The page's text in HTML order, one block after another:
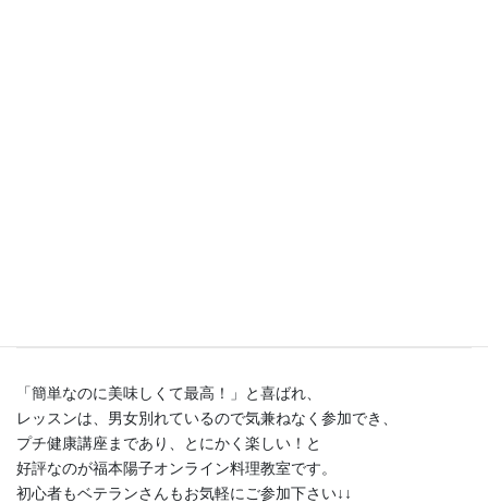
「簡単なのに美味しくて最高！」と喜ばれ、
レッスンは、男女別れているので気兼ねなく参加でき、
プチ健康講座まであり、とにかく楽しい！と
好評なのが福本陽子オンライン料理教室です。
初心者もベテランさんもお気軽にご参加下さい↓↓